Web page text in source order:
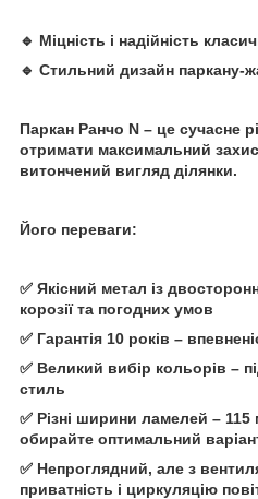
🔹 Міцність і надійність
🔹 Стильний дизайн паркану-
Паркан Ранчо N – це сучасне
отримати максимальний
витончений вигляд ділянки.
Його переваги:
✅ Якісний метал із
корозії та погодних умов
✅ Гарантія 10 років –
✅ Великий вибір кольорів –
стиль
✅ Різні ширини ламелей –
обирайте оптимальний
✅ Непроглядний, але з
приватність і циркуляцію